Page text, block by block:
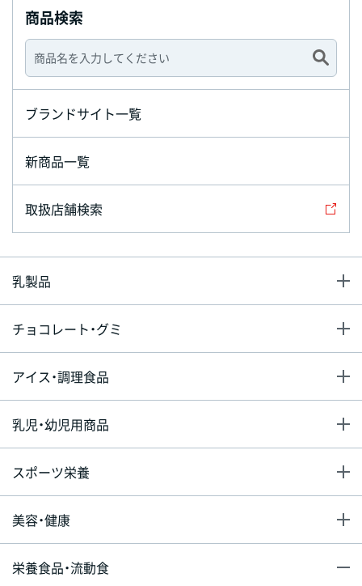
商品検索
ブランドサイト一覧
新商品一覧
取扱店舗検索
乳製品
チョコレート・グミ
アイス・調理食品
乳児・幼児用商品
スポーツ栄養
美容・健康
栄養食品・流動食